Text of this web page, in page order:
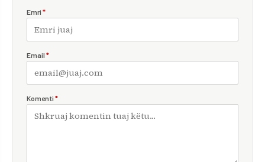
Emri *
Email *
Komenti *